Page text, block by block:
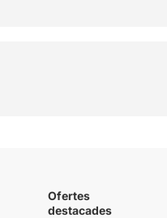
Ofertes
destacades